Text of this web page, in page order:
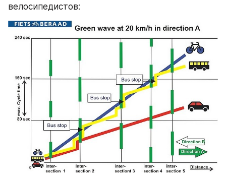
велосипедистов: